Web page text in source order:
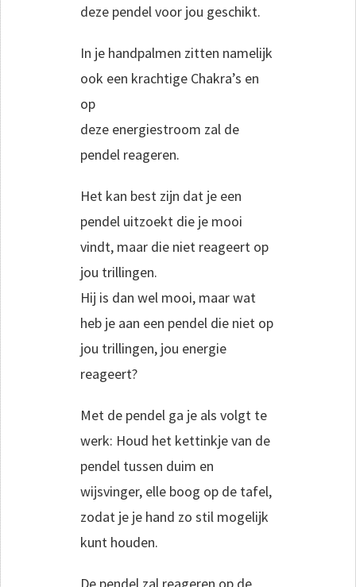
deze pendel voor jou geschikt.
In je handpalmen zitten namelijk
ook een krachtige Chakra’s en
op
deze energiestroom zal de
pendel reageren.
Het kan best zijn dat je een
pendel uitzoekt die je mooi
vindt, maar die niet reageert op
jou trillingen.
Hij is dan wel mooi, maar wat
heb je aan een pendel die niet op
jou trillingen, jou energie
reageert?
Met de pendel ga je als volgt te
werk: Houd het kettinkje van de
pendel tussen duim en
wijsvinger, elle boog op de tafel,
zodat je je hand zo stil mogelijk
kunt houden.